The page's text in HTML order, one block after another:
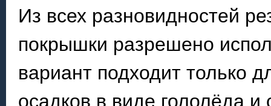
Из всех разновидностей
покрышки разрешено
вариант подходит только
осадков в виде гололёда